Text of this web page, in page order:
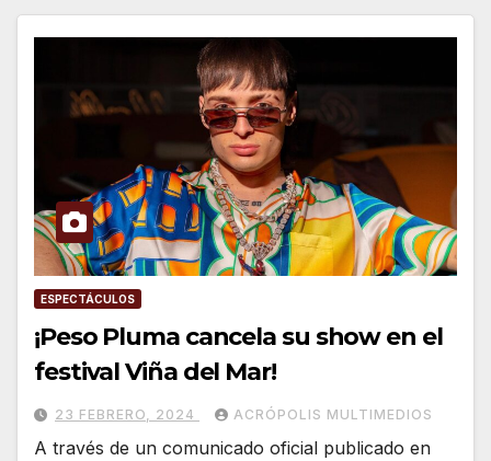
ESPECTÁCULOS
¡Peso Pluma cancela su show en el
festival Viña del Mar!
23 FEBRERO, 2024 ACRÓPOLIS MULTIMEDIOS
A través de un comunicado oficial publicado en